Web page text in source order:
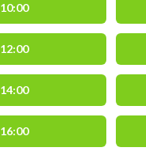
10:00
12:00
14:00
16:00